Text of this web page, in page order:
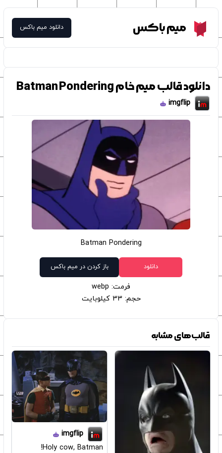
Meme Boxمیم باکس دانلود میم باکس
دانلود قالب میم خام Batman Pondering
imgflip
Batman Pondering
دانلود باز کردن در میم باکس
فرمت: webp
حجم: 33 کیلوبایت
قالب‌های مشابه
imgflip
Holy cow, Batman!